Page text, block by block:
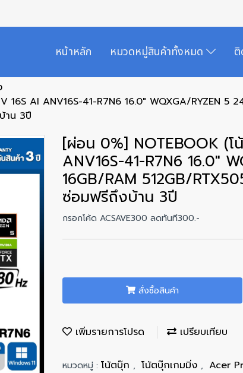
หน้าหลัก หมวดหมู่สินค้าทั้งหมด ติ
AI ANV16S-41-R7N6 16.0" WQXGA/RYZEN 5
าน 3ปี
[ผ่อน 0%] NOTEBOOK (โ
ANV16S-41-R7N6 16.0"
16GB/RAM 512GB/
ซ่อมฟรีถึงบ้าน 3ปี
กรอกโค้ด ACSAVE300 ลดทันที300.-
สั่งซื้อสินค้า
เพิ่มรายการโปรด เปรียบเทียบ
หมวดหมู่ : โน้ตบุ๊ก , โน้ตบุ๊กเกมมิ่ง , Acer